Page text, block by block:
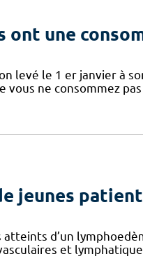
ont une
levé le 1 er janvier à
vous ne consommez
jeunes
d’un
et